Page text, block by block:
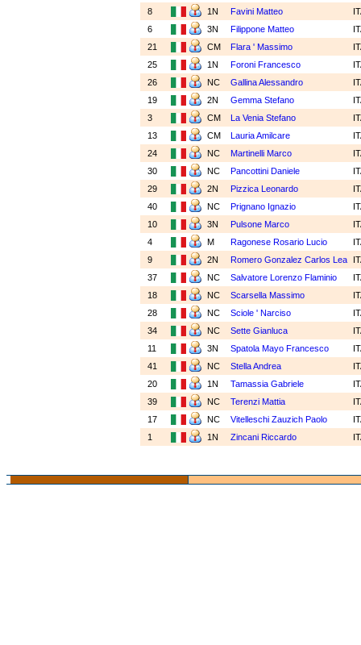
8
1N Favini Matteo
6
3N Filippone Matteo
21
CM Flara ' Massimo
25
1N Foroni Francesco
26
NC Gallina Alessandro
19
2N Gemma Stefano
3
CM La Venia Stefano
13
CM Lauria Amilcare
24
NC Martinelli Marco
30
NC Pancottini Daniele
29
2N Pizzica Leonardo
40
NC Prignano Ignazio
10
3N Pulsone Marco
4
M Ragonese Rosario Lucio
9
2N Romero Gonzalez Carlos Lea
37
NC Salvatore Lorenzo Flaminio
18
NC Scarsella Massimo
28
NC Sciole ' Narciso
34
NC Sette Gianluca
11
3N Spatola Mayo Francesco
41
NC Stella Andrea
20
1N Tamassia Gabriele
39
NC Terenzi Mattia
17
NC Vitelleschi Zauzich Paolo
1
1N Zincani Riccardo